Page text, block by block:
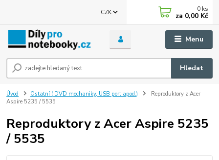
Menu
CZK
Hledat
0 ks
za 0,00 Kč
Úvod Ostatní ( DVD mechaniky, USB port apod.)
Reproduktory z Acer
Aspire 5235 / 5535
Reproduktory z Acer Aspire 5235
/ 5535